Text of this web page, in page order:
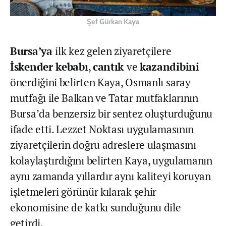
Şef Gürkan Kaya
Bursa’ya ilk kez gelen ziyaretçilere
İskender kebabı,cantıkvekazandibini
önerdiğini belirten Kaya, Osmanlı saray
mutfağı ile Balkan ve Tatar mutfaklarının
Bursa’da benzersiz bir sentez oluşturduğunu
ifade etti. Lezzet Noktası uygulamasının
ziyaretçilerin doğru adreslere ulaşmasını
kolaylaştırdığını belirten Kaya, uygulamanın
aynı zamanda yıllardır aynı kaliteyi koruyan
işletmeleri görünür kılarak şehir
ekonomisine de katkı sunduğunu dile
getirdi.